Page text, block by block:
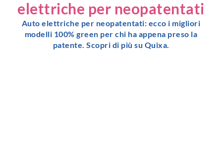
elettriche per neopatentati
Auto elettriche per neopatentati: ecco i migliori
modelli 100% green per chi ha appena preso la
patente. Scopri di più su Quixa.